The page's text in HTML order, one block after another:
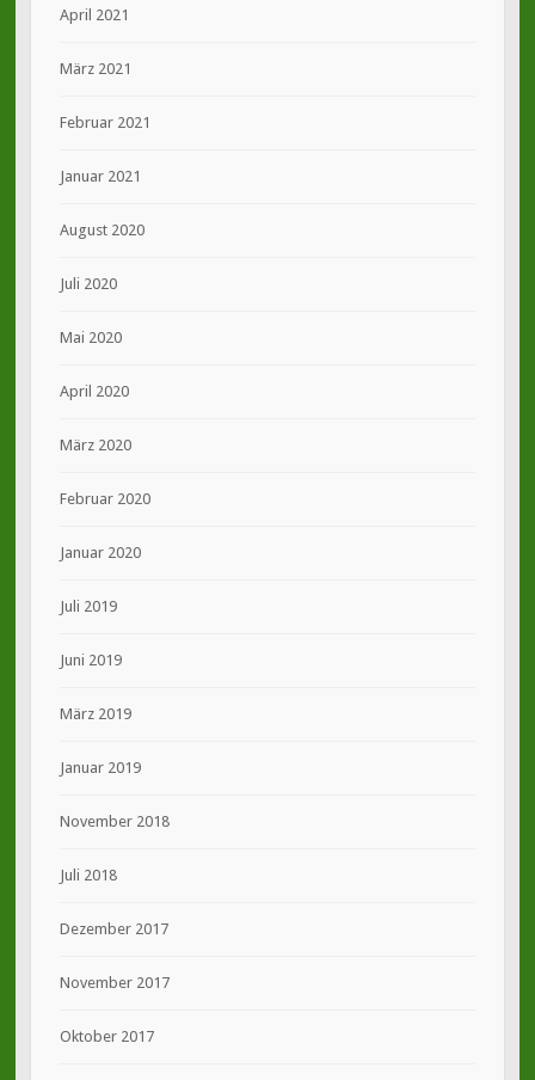
April 2021
März 2021
Februar 2021
Januar 2021
August 2020
Juli 2020
Mai 2020
April 2020
März 2020
Februar 2020
Januar 2020
Juli 2019
Juni 2019
März 2019
Januar 2019
November 2018
Juli 2018
Dezember 2017
November 2017
Oktober 2017